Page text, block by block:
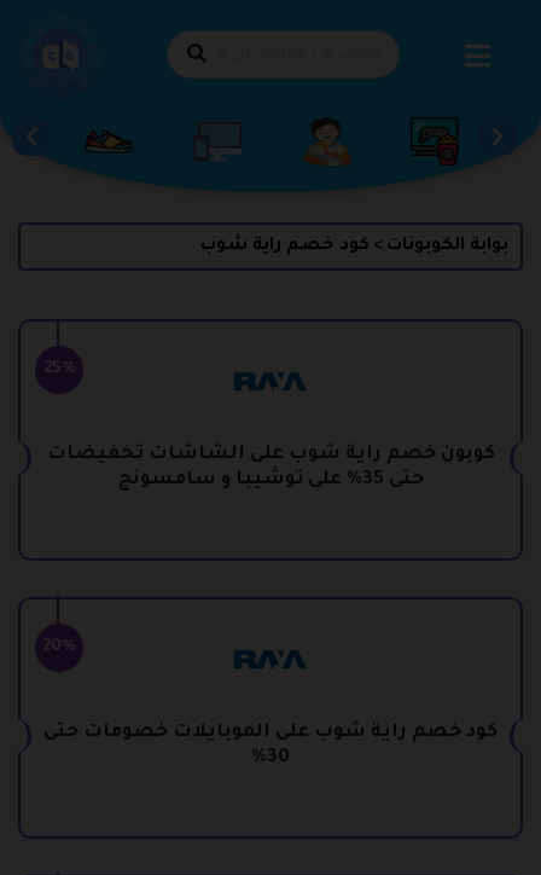
بوابة الكوبونات > كود خصم راية شوب
25%
كوبون خصم راية شوب على الشاشات تخفيضات
حتى 35% على توشيبا و سامسونج
20%
كود خصم راية شوب على الموبايلات خصومات حتى
30%